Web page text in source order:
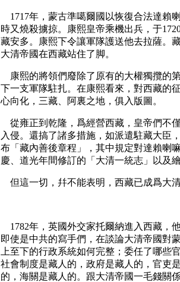
1717年，蒙古準噶爾國以恢復合法達賴
時又燒殺擄掠。康熙皇帝乘機出兵，于
藏安多。康熙下令讓軍隊護送他去拉薩。
大清帝國在西藏站住了脚。
康熙的將領們廢除了原有的大權獨攬的
下一支軍隊駐扎。在康熙看來，對西藏的
心向化，三藏、阿裏之地，俱入版圖。
從雍正到乾隆，爲經營西藏，皇帝們不
入侵。還搞了諸多措施，如派遣駐藏大臣
布「藏內善後章程」，其中規定對達賴喇
慶、道光年間修訂的「大清一統志」以及
但這一切，幷不能表明，西藏已成爲大清
1782年，英國外交家托爾納進入西藏，
即使是中共的寫手們，在談論大清帝國對
上至下的行政系統如何完整；委任了哪些
社會制度是藏人的，政府是藏人的，官吏
的，海關是藏人的。跟大清帝國一毛錢關係